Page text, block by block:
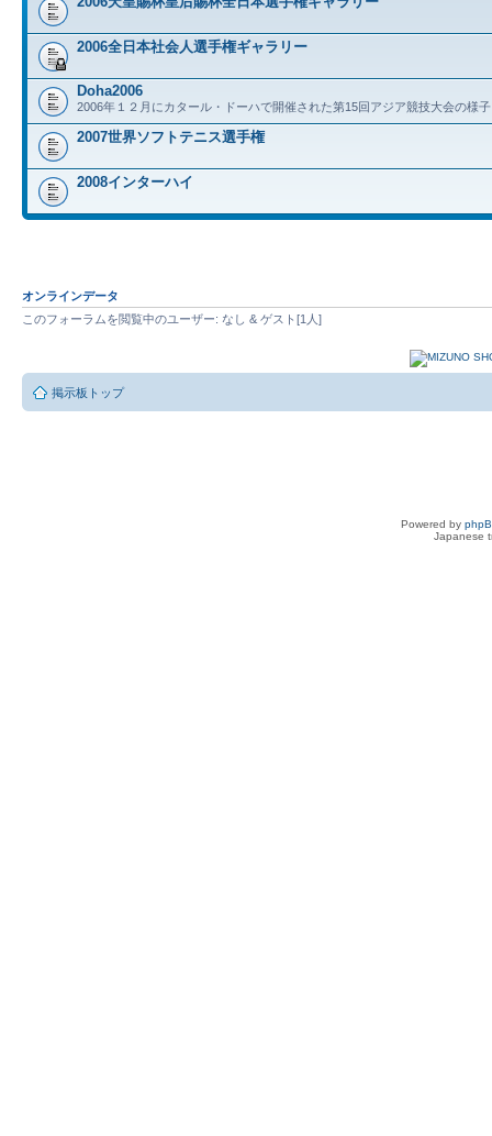
2006全日本社会人選手権ギャラリー
Doha2006
2006年１２月にカタール・ドーハで開催された第15回アジア競技大会の様子
2007世界ソフトテニス選手権
2008インターハイ
オンラインデータ
このフォーラムを閲覧中のユーザー: なし & ゲスト[1人]
掲示板トップ
Powered by
Japanese